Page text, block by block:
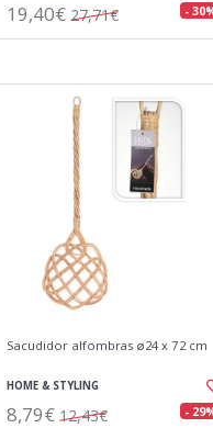
19,40€ 27,71€ -
Sacudidor alfombras ø24 x 72 cm
HOME & STYLING
8,79€ 12,43€ -